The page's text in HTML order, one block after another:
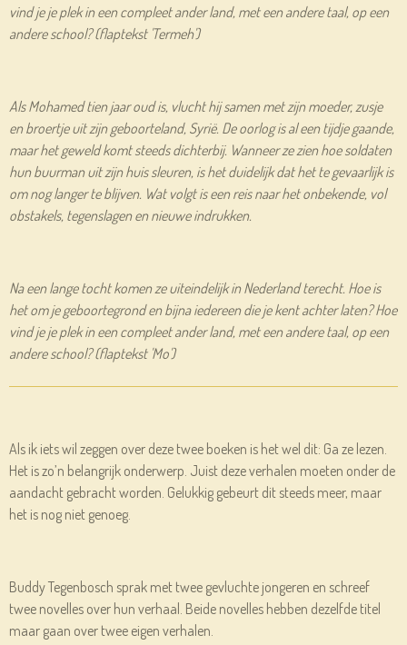
vind je je plek in een compleet ander land, met een andere taal, op een
andere school? (flaptekst 'Termeh')
Als Mohamed tien jaar oud is, vlucht hij samen met zijn moeder, zusje
en broertje uit zijn geboorteland, Syrië. De oorlog is al een tijdje gaande,
maar het geweld komt steeds dichterbij. Wanneer ze zien hoe soldaten
hun buurman uit zijn huis sleuren, is het duidelijk dat het te gevaarlijk is
om nog langer te blijven. Wat volgt is een reis naar het onbekende, vol
obstakels, tegenslagen en nieuwe indrukken.
Na een lange tocht komen ze uiteindelijk in Nederland terecht. Hoe is
het om je geboortegrond en bijna iedereen die je kent achter laten? Hoe
vind je je plek in een compleet ander land, met een andere taal, op een
andere school? (flaptekst 'Mo')
Als ik iets wil zeggen over deze twee boeken is het wel dit: Ga ze lezen.
Het is zo’n belangrijk onderwerp. Juist deze verhalen moeten onder de
aandacht gebracht worden. Gelukkig gebeurt dit steeds meer, maar
het is nog niet genoeg.
Buddy Tegenbosch sprak met twee gevluchte jongeren en schreef
twee novelles over hun verhaal. Beide novelles hebben dezelfde titel
maar gaan over twee eigen verhalen.